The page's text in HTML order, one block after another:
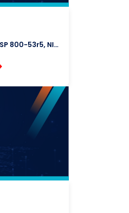
Einhaltung von NIST SP 800-53r5, NIST SP 800-161r1 und NIST CSF v2.0